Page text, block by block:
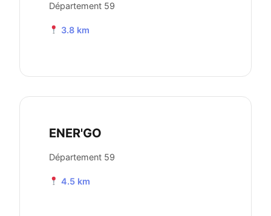
Département 59
3.8 km
ENER'GO
Département 59
4.5 km